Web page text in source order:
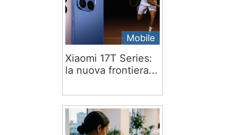
Mobile
Xiaomi 17T Series:
la nuova frontiera...